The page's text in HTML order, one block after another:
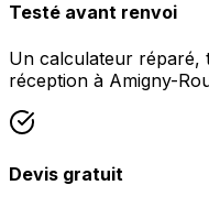
Testé avant renvoi
Un calculateur réparé,
réception à Amigny-
Devis gratuit